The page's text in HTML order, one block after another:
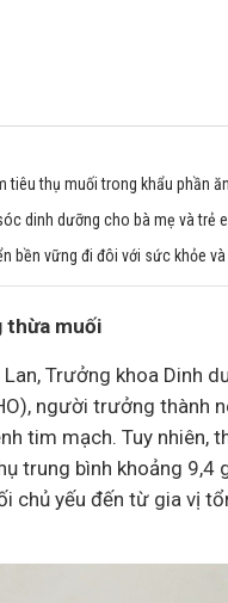
tiêu thụ muối trong khẩu phần ăn
dinh dưỡng cho bà mẹ và trẻ
bền vững đi đôi với sức khỏe
thừa muối
Trưởng khoa Dinh
người trưởng thành
tim mạch. Tuy nhiên,
trung bình khoảng 9,4
chủ yếu đến từ gia vị